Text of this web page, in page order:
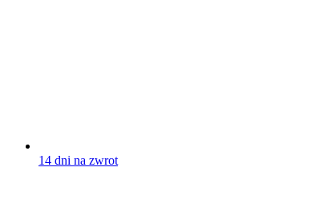
14 dni na zwrot